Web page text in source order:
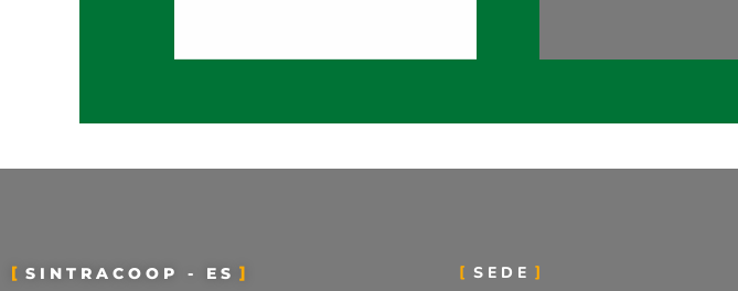
SINTRACOOP - ES SEDE